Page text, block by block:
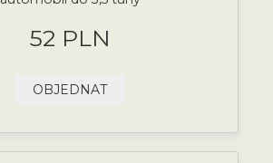
52 PLN
OBJEDNAT